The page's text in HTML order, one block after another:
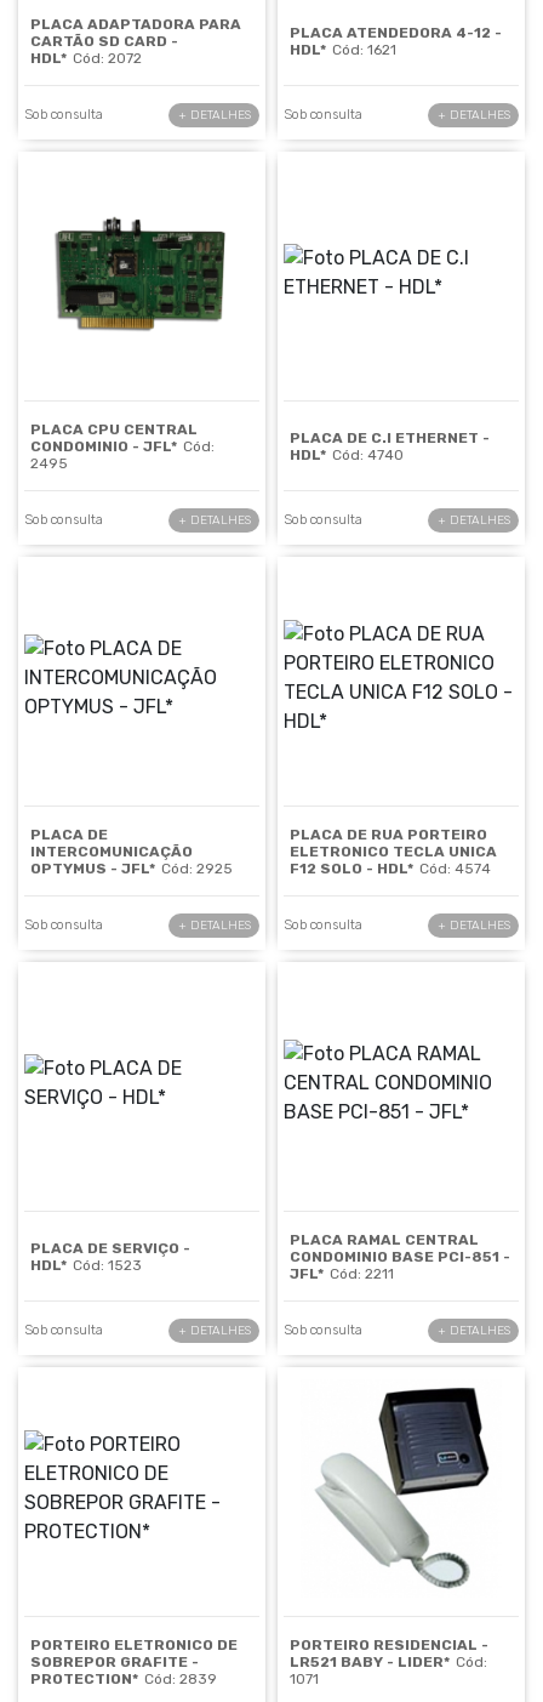
PLACA ADAPTADORA PARA
CARTÃO SD CARD -
HDL* Cód: 2072
Sob consulta + DETALHES
PLACA ATENDEDORA 4-12 -
HDL* Cód: 1621
Sob consulta + DETALHES
PLACA CPU CENTRAL
CONDOMINIO - JFL* Cód:
2495
Sob consulta + DETALHES
PLACA DE C.I ETHERNET -
HDL* Cód: 4740
Sob consulta + DETALHES
PLACA DE
INTERCOMUNICAÇÃO
OPTYMUS - JFL* Cód: 2925
Sob consulta + DETALHES
PLACA DE RUA PORTEIRO
ELETRONICO TECLA UNICA
F12 SOLO - HDL* Cód: 4574
Sob consulta + DETALHES
PLACA DE SERVIÇO -
HDL* Cód: 1523
Sob consulta + DETALHES
PLACA RAMAL CENTRAL
CONDOMINIO BASE PCI-851 -
JFL* Cód: 2211
Sob consulta + DETALHES
PORTEIRO ELETRONICO DE
SOBREPOR GRAFITE -
PROTECTION* Cód: 2839
PORTEIRO RESIDENCIAL -
LR521 BABY - LIDER* Cód:
1071